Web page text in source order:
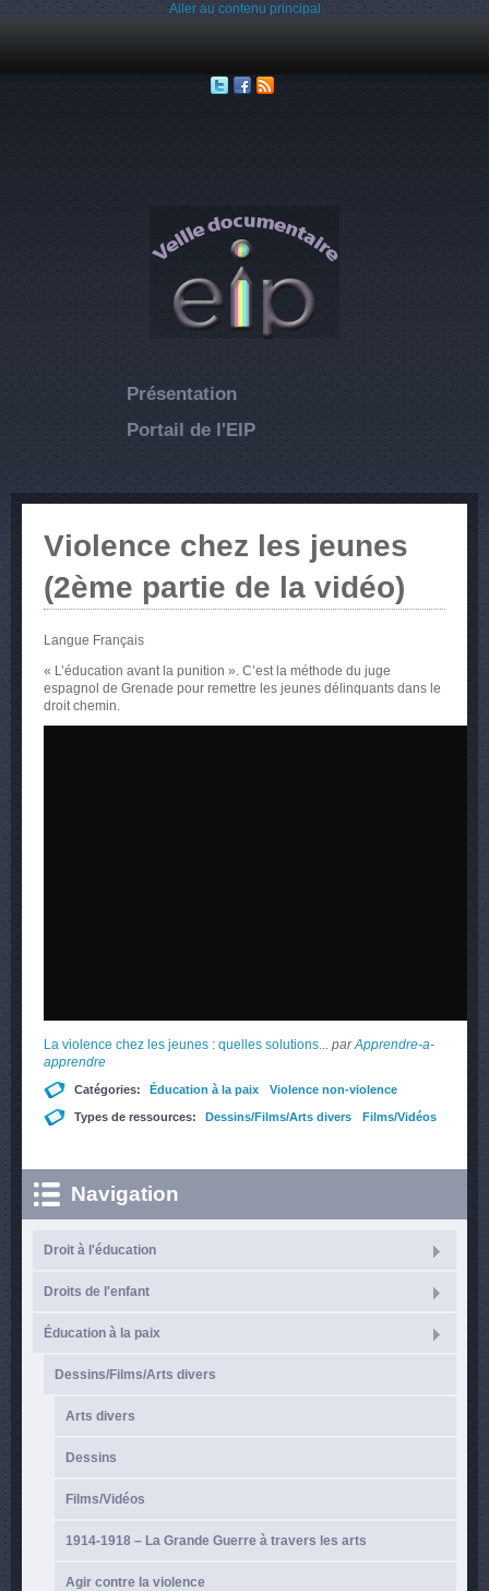
Aller au contenu principal
Présentation
Portail de l'EIP
Violence chez les jeunes
(2ème partie de la vidéo)
Langue Français
« L’éducation avant la punition ». C’est la méthode du juge
espagnol de Grenade pour remettre les jeunes délinquants dans le
droit chemin.
La violence chez les jeunes : quelles solutions... parApprendre-a-
apprendre
Catégories: Éducation à la paix Violence non-violence
Types de ressources: Dessins/Films/Arts divers Films/Vidéos
Navigation
Droit à l'éducation
Droits de l'enfant
Éducation à la paix
Dessins/Films/Arts divers
Arts divers
Dessins
Films/Vidéos
1914-1918 – La Grande Guerre à travers les arts
Agir contre la violence